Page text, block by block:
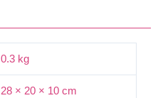
0.3 kg
28 × 20 × 10 cm